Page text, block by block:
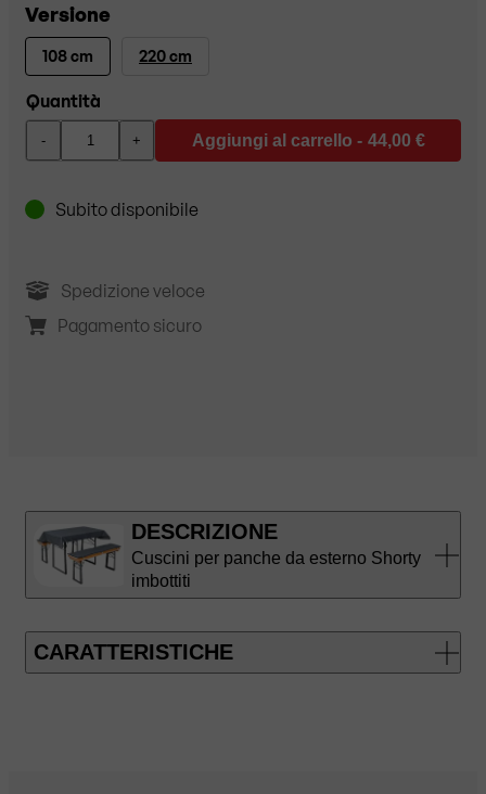
Versione
108 cm 220 cm
Quantità
- + Aggiungi al carrello - 44,00 €
Subito disponibile
Spedizione veloce
Pagamento sicuro
DESCRIZIONE
Cuscini per panche da esterno Shorty
imbottiti
CARATTERISTICHE